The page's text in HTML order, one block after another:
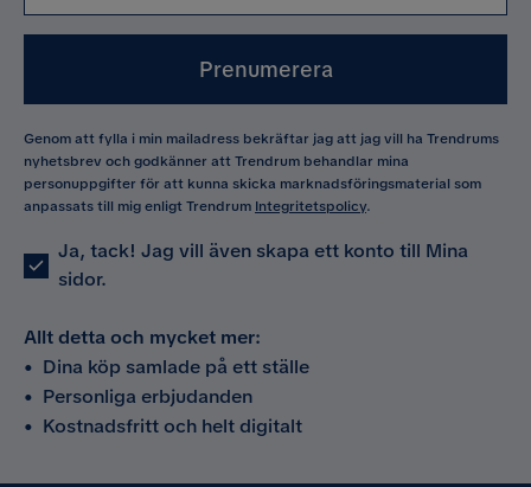
Prenumerera
Genom att fylla i min mailadress bekräftar jag att jag vill ha Trendrums
nyhetsbrev och godkänner att Trendrum behandlar mina
personuppgifter för att kunna skicka marknadsföringsmaterial som
anpassats till mig enligt Trendrum Integritetspolicy.
Ja, tack! Jag vill även skapa ett konto till Mina
sidor.
Allt detta och mycket mer:
• Dina köp samlade på ett ställe
• Personliga erbjudanden
• Kostnadsfritt och helt digitalt